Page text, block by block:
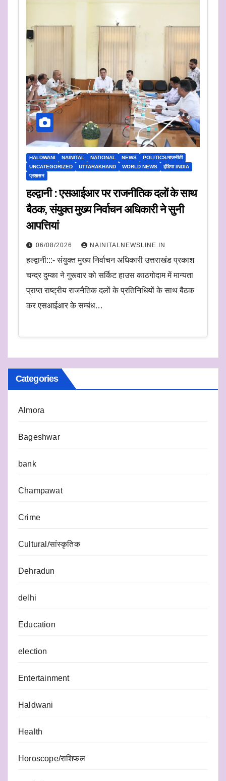
HALDWANI NAINITAL NATIONAL NEWS
POLITICS/राजनीती
UNCATEGORIZED
UTTARAKHAND WORLD NEWS
इंडिया INDIA
प्रशासन
हल्द्वानी : एसआईआर पर राजनीतिक दलों के साथ
बैठक, संयुक्त मुख्य निर्वाचन अधिकारी ने सुनी
आपत्तियां
06/08/2026 NAINITALNEWSLINE.IN
हल्द्वानी:::- संयुक्त मुख्य निर्वाचन अधिकारी उत्तराखंड प्रकाश
चन्द्र दुम्का ने गुरूवार को सर्किट हाउस काठगोदाम में मान्यता
प्राप्त राष्ट्रीय राजनैतिक दलों के प्रतिनिधियों के साथ बैठक
कर एसआईआर के सम्बंध…
Categories
Almora
Bageshwar
bank
Champawat
Crime
Cultural/सांस्कृतिक
Dehradun
delhi
Education
election
Entertainment
Haldwani
Health
Horoscope/राशिफल